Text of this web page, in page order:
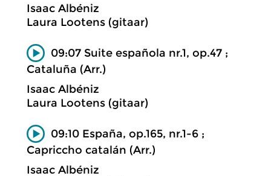
Isaac Albéniz
Laura Lootens (gitaar)
09:07 Suite española nr.1, op.47 ;
Cataluña (Arr.)
Isaac Albéniz
Laura Lootens (gitaar)
09:10 España, op.165, nr.1-6 ;
Capriccho catalán (Arr.)
Isaac Albéniz